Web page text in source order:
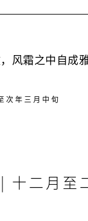
风霜之中自成
次年三月中旬
十二月至